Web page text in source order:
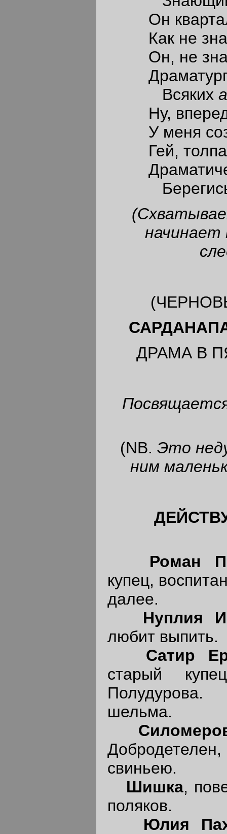
Он
Как не
Он, не зная
Всяких
Ну, вперед!
У меня
Гей, толпа!
Берегись,
начинает
ДРАМА В
(NB. Это
ним
Роман
купец,
далее.
Нуплия
любит выпить.
Сатир
старый
шельма.
свиньею.
Шишка,
поляков.
Юлия